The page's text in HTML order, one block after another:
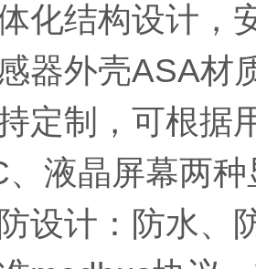
化结构设计，
器外壳ASA材
定制，可根据
、液晶屏幕两
设计：防水、